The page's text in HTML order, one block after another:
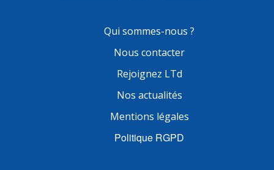
Qui sommes-nous ?
Nous contacter
Rejoignez LTd
Nos actualités
Mentions légales
Politique RGPD